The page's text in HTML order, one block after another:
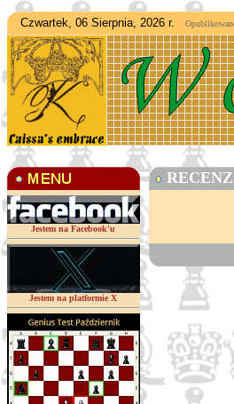
Czwartek, 06 Sierpnia, 2026 r.
Jestem na Facebook'u
Jestem na platformie X